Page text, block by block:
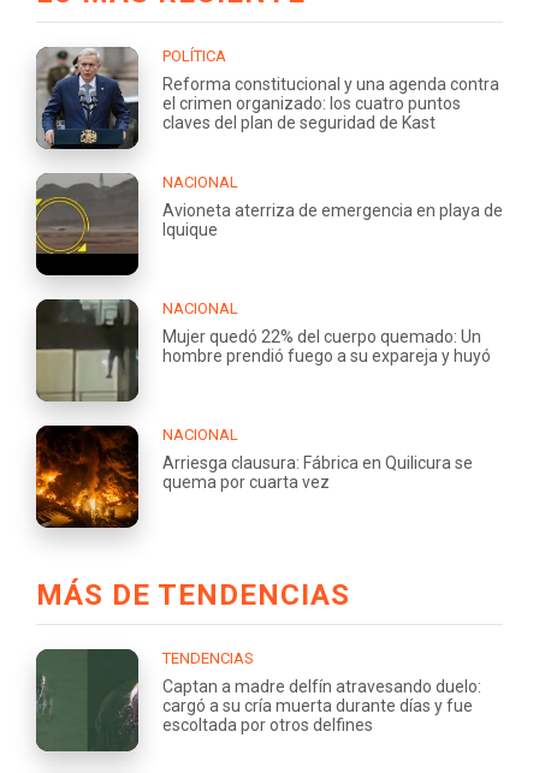
POLÍTICA
Reforma constitucional y una agenda contra
el crimen organizado: los cuatro puntos
claves del plan de seguridad de Kast
NACIONAL
Avioneta aterriza de emergencia en playa de
Iquique
NACIONAL
Mujer quedó 22% del cuerpo quemado: Un
hombre prendió fuego a su expareja y huyó
NACIONAL
Arriesga clausura: Fábrica en Quilicura se
quema por cuarta vez
MÁS DE TENDENCIAS
TENDENCIAS
Captan a madre delfín atravesando duelo:
cargó a su cría muerta durante días y fue
escoltada por otros delfines